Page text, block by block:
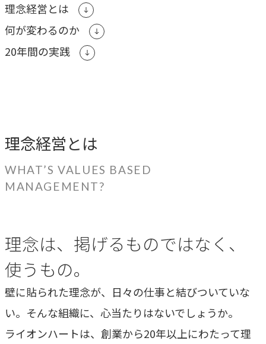
顧客体験を活かす
自社の実践をサービスに
一貫して支援します。
ブランド構築支援
専門性で戦略をかたちにする
→
中期経営計画から人事を設計する
実行エンジン
→
理念経営とは
何が変わるのか
20年間の実践
理念経営とは
WHAT’S VALUES BASED
MANAGEMENT?
理念は、掲げるものではなく、
使うもの。
壁に貼られた理念が、日々の仕事と結びついていな
い。そんな組織に、心当たりはないでしょうか。
ライオンハートは、創業から20年以上にわたって理